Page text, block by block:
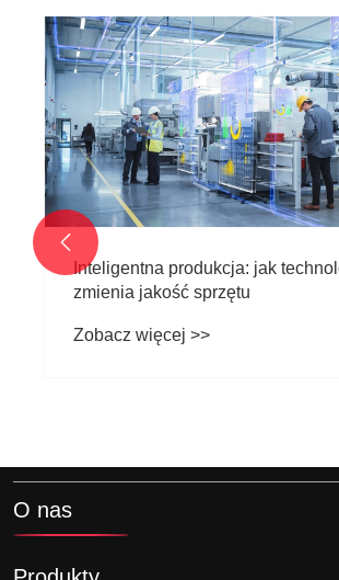
Jak dokładność gwintu wpływa na
wydajność montażu
Zobacz więcej >>

O nas